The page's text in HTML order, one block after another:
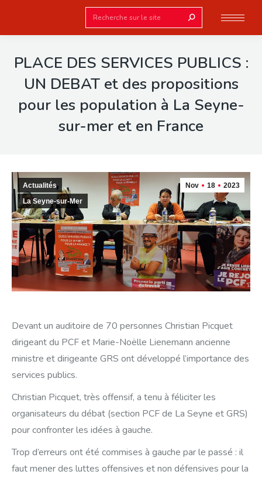
Search:
PLACE DES SERVICES PUBLICS :
UN DEBAT et des propositions
pour les population à La Seyne-
sur-mer et en France
Nov 18 2023
Actualités
La Seyne-sur-Mer
Devant un auditoire de 70 personnes Christian Picquet
dirigeant du PCF et Marie-Noëlle Lienemann ancienne
ministre et dirigeante GRS ont développé l’importance des
services publics.
Christian Picquet, très offensif, a tenu à féliciter les
organisateurs du débat (section PCF de La Seyne et GRS)
pour confronter les idées à gauche.
Trop d’erreurs ont été commises à gauche par le passé : il
faut mener des luttes offensives et non défensives pour la